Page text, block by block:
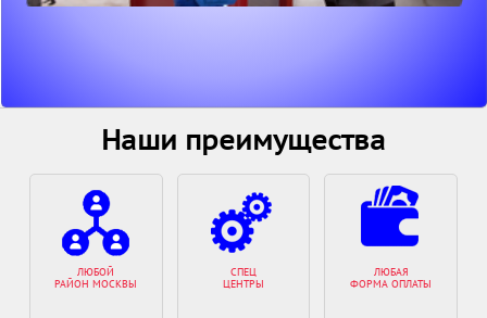
Наши преимущества
ЛЮБОЙ
РАЙОН МОСКВЫ
СПЕЦ
ЦЕНТРЫ
ЛЮБАЯ
ФОРМА ОПЛАТЫ